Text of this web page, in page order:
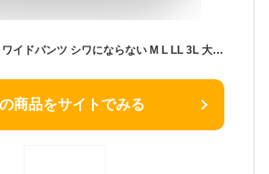
ガウチョパンツ 春夏 ワイドパンツ シワにならない M L LL 3L 大きめ 大きいサイズ ゆったりサイズ ウエストゴム 総ゴム 体型カバーシワになりにくいワイドパンツ 楽ちん ロングパンツ さらさら 細見え
商品をサイトでみる